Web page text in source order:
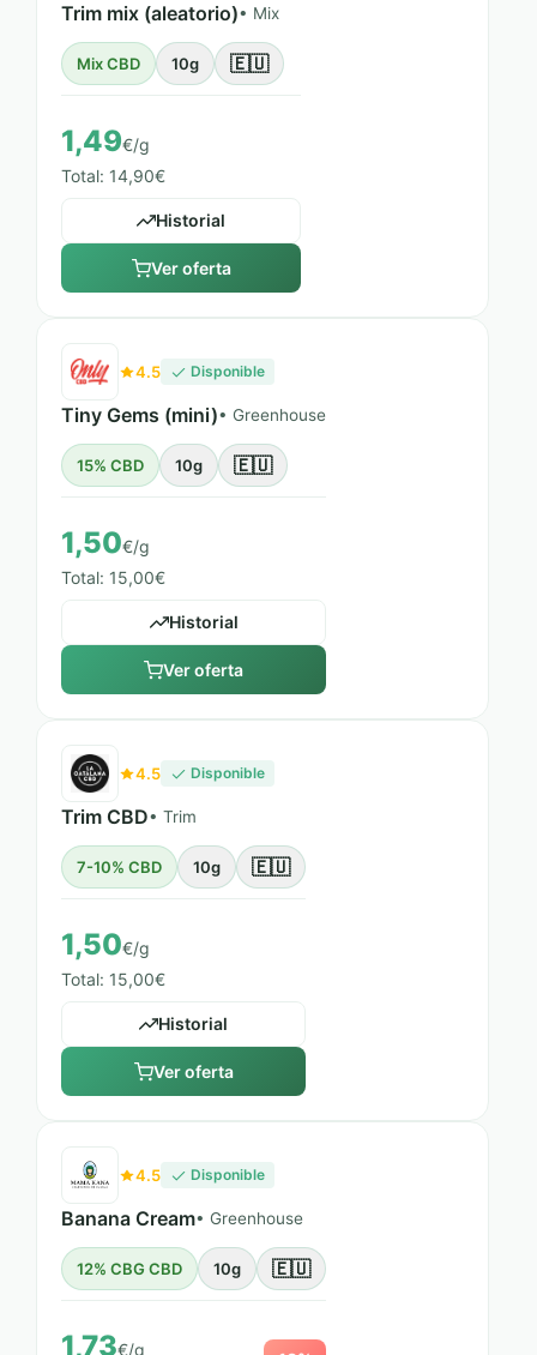
Trim mix (aleatorio)• Mix
Mix CBD 10g 🇪🇺
1,49€/g
Total: 14,90€
Historial
Ver oferta
4.5 Disponible
Tiny Gems (mini)• Greenhouse
15% CBD 10g 🇪🇺
1,50€/g
Total: 15,00€
Historial
Ver oferta
4.5 Disponible
Trim CBD• Trim
7-10% CBD 10g 🇪🇺
1,50€/g
Total: 15,00€
Historial
Ver oferta
4.5 Disponible
Banana Cream• Greenhouse
12% CBG CBD 10g 🇪🇺
1,73€/g